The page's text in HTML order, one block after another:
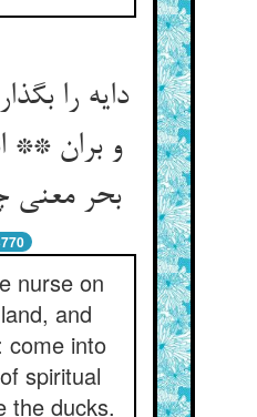
دایه را
و بران **
بحر معنی
nurse on
and
come into
spiritual
the ducks.